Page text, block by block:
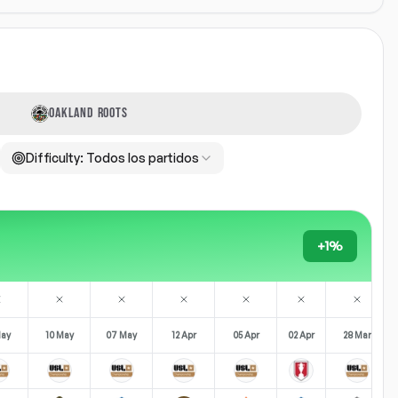
OAKLAND ROOTS
Difficulty: Todos los partidos
+1%
10 May 07 May 12 Apr 05 Apr 02 Apr 28 Mar